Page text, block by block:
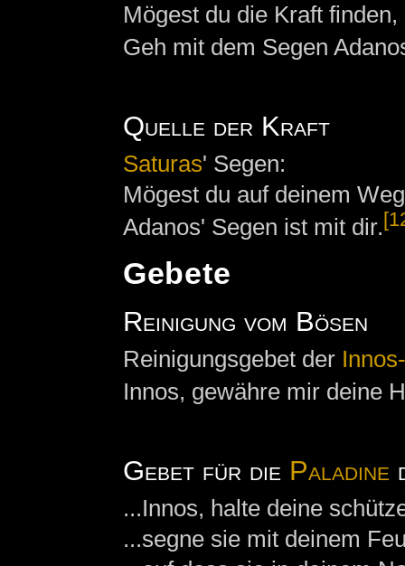
Mögest du die Kraft
Geh mit dem Segen
Quelle der Kraft
Saturas' Segen:
Mögest du auf deinem
Adanos' Segen ist mit dir.
Gebete
Reinigung vom Bösen
Reinigungsgebet der
Innos, gewähre mir deine
Gebet für die Paladine
...Innos, halte deine
...segne sie mit deinem